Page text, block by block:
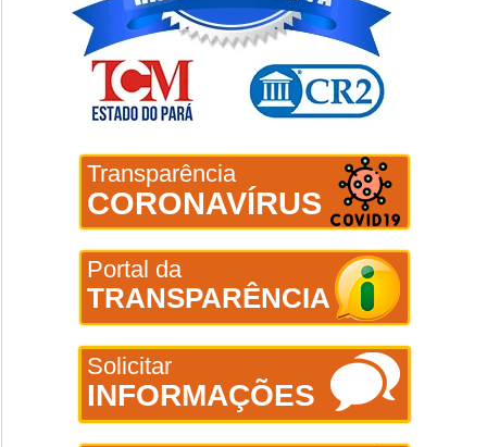
Transparência
CORONAVÍRUS
Portal da
TRANSPARÊNCIA
Solicitar
INFORMAÇÕES